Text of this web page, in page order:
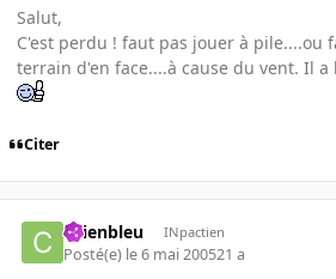
Salut,
C'est perdu ! faut pas jouer à pile....ou
terrain d'en face....à cause du vent. Il a
Citer
chienbleu INpactien
Posté(e) le 6 mai 200521 a